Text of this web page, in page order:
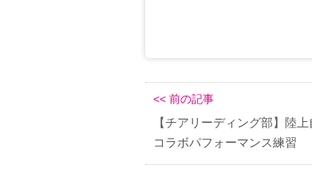
<< 前の記事
【チアリーディング部】陸
コラボパフォーマンス練習